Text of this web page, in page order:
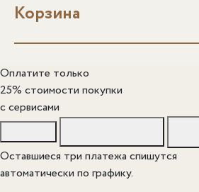
Корзина
Оплатите только
25% стоимости покупки
c сервисами
Оставшиеся три платежа спишутся
автоматически по графику.